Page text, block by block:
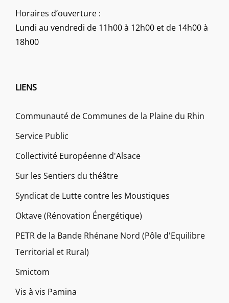
Horaires d’ouverture :
Lundi au vendredi de 11h00 à 12h00 et de 14h00 à
18h00
LIENS
Communauté de Communes de la Plaine du Rhin
Service Public
Collectivité Européenne d'Alsace
Sur les Sentiers du théâtre
Syndicat de Lutte contre les Moustiques
Oktave (Rénovation Énergétique)
PETR de la Bande Rhénane Nord (Pôle d'Equilibre
Territorial et Rural)
Smictom
Vis à vis Pamina